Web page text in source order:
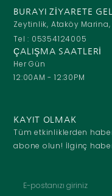
BURAYI ZIYARETE GEL
Zeytinlik, Ataköy
Tel : 05354124005
ÇALIŞMA SAATLERI
Her Gün
12:00AM - 12:30PM
KAYIT OLMAK
Tüm etkinliklerden
abone olun! İlginç